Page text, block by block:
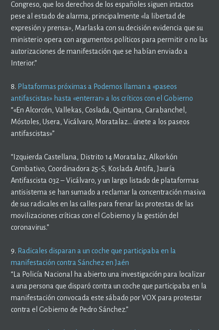
Congreso, que los derechos de los españoles siguen intactos
pese al estado de alarma, principalmente «la libertad de
expresión y prensa», Marlaska con su decisión evidencia que su
ministerio opera con argumentos políticos para permitir o no las
autorizaciones de manifestación que se habían enviado a
Interior.”
8. Plataformas próximas a Podemos llaman a «paseos
antifascistas» hasta «enterrar» a los críticos con el Gobierno
“«En Alcorcón, Vallekas, Coslada, Quintana, Carabanchel,
Móstoles, Usera, Vicálvaro, Moratalaz… únete a los paseos
antifascistas»”
“Izquierda Castellana, Distrito 14 Moratalaz, Alkorkón
Combativo, Coordinadora 25-S, Koslada Antifa, Jauría
Antifascista 032 – Vicálvaro, y un largo listado de plataformas
antisistema se han sumado a reclamar la concentración masiva
de sus radicales en las calles para frenar las protestas de las
movilizaciones críticas con el Gobierno y la gestión del
coronavirus.”
9. Radicales disparan a un coche que participaba en la
manifestación contra Sánchez en Jaén
“La Policía Nacional ha abierto una investigación para localizar
a una persona que disparó contra un coche que participaba en la
manifestación convocada este sábado por VOX para protestar
contra el Gobierno de Pedro Sánchez.”